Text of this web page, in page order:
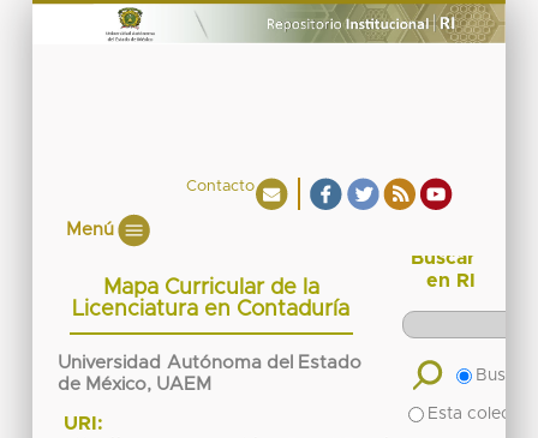
Contacto
Menú
Mapa Curricular de la
Licenciatura en Contaduría
Universidad Autónoma del Estado
de México, UAEM
URI:
Buscar
en RI
Buscar
Esta